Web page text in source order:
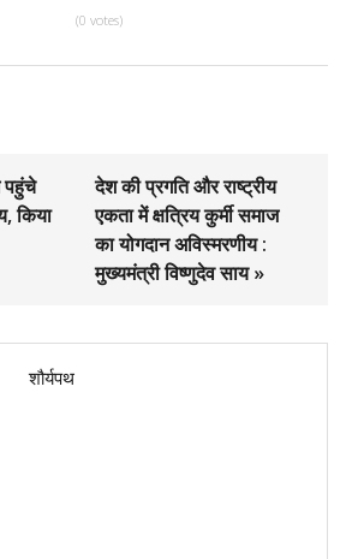
(0 votes)
पहुंचे
किया
देश की प्रगति और राष्ट्रीय
एकता में क्षत्रिय कुर्मी समाज
का योगदान अविस्मरणीय :
मुख्यमंत्री विष्णुदेव साय »
शौर्यपथ